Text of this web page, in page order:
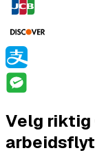
Velg riktig